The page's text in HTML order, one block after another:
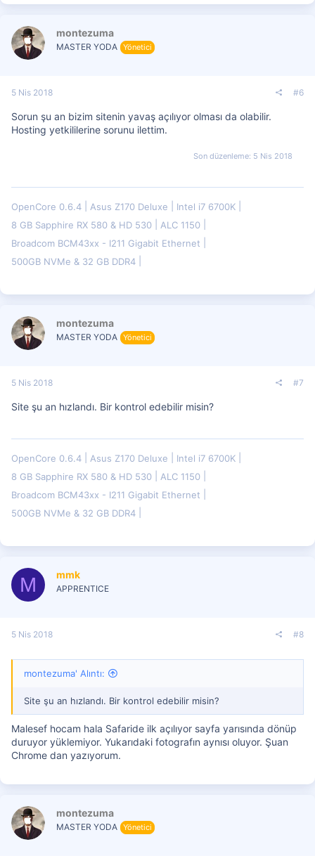
montezuma
MASTER YODA Yönetici
5 Nis 2018 #6
Sorun şu an bizim sitenin yavaş açılıyor olması da olabilir.
Hosting yetkililerine sorunu ilettim.
Son düzenleme: 5 Nis 2018
OpenCore 0.6.4 Asus Z170 Deluxe
Intel i7 6700K
8 GB Sapphire RX 580 & HD 530
ALC 1150
Broadcom BCM43xx - I211 Gigabit Ethernet
500GB NVMe & 32 GB DDR4
montezuma
MASTER YODA Yönetici
5 Nis 2018 #7
Site şu an hızlandı. Bir kontrol edebilir misin?
OpenCore 0.6.4 Asus Z170 Deluxe
Intel i7 6700K
8 GB Sapphire RX 580 & HD 530
ALC 1150
Broadcom BCM43xx - I211 Gigabit Ethernet
500GB NVMe & 32 GB DDR4
M mmk
APPRENTICE
5 Nis 2018 #8
montezuma' Alıntı:
Site şu an hızlandı. Bir kontrol edebilir misin?
Malesef hocam hala Safaride ilk açılıyor sayfa yarısında dönüp
duruyor yüklemiyor. Yukarıdaki fotografın aynısı oluyor. Şuan
Chrome dan yazıyorum.
montezuma
MASTER YODA Yönetici